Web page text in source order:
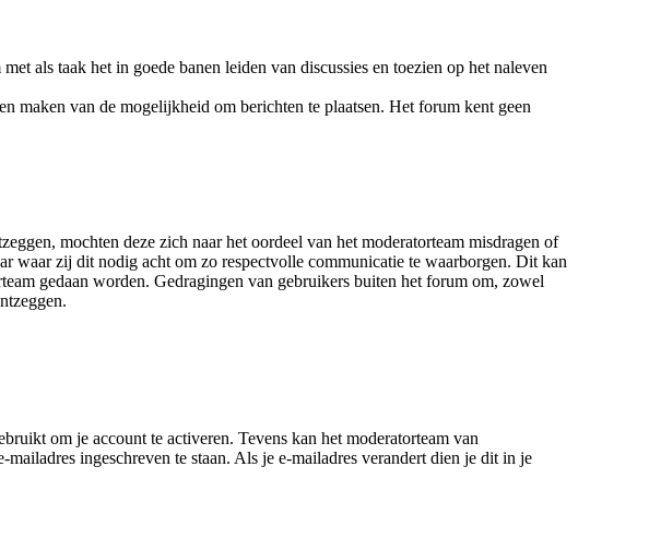
als taak het in goede banen leiden van discussies en toezien op het naleven
maken van de mogelijkheid om berichten te plaatsen. Het forum kent geen
mochten deze zich naar het oordeel van het moderatorteam misdragen of
waar zij dit nodig acht om zo respectvolle communicatie te waarborgen. Dit kan
gedaan worden. Gedragingen van gebruikers buiten het forum om, zowel
om je account te activeren. Tevens kan het moderatorteam van
ingeschreven te staan. Als je e-mailadres verandert dien je dit in je